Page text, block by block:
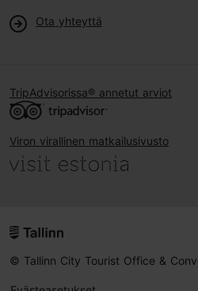
Ota yhteyttä
TripAdvisorissa® annetut arviot
Viron virallinen matkailusivusto
© Tallinn City Tourist Office &